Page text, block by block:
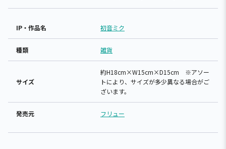
IP・作品名 初音ミク
種類 雑貨
サイズ
約H18cm×W15cm×D15cm ※アソー
トにより、サイズが多少異なる場合がご
ざいます。
発売元 フリュー